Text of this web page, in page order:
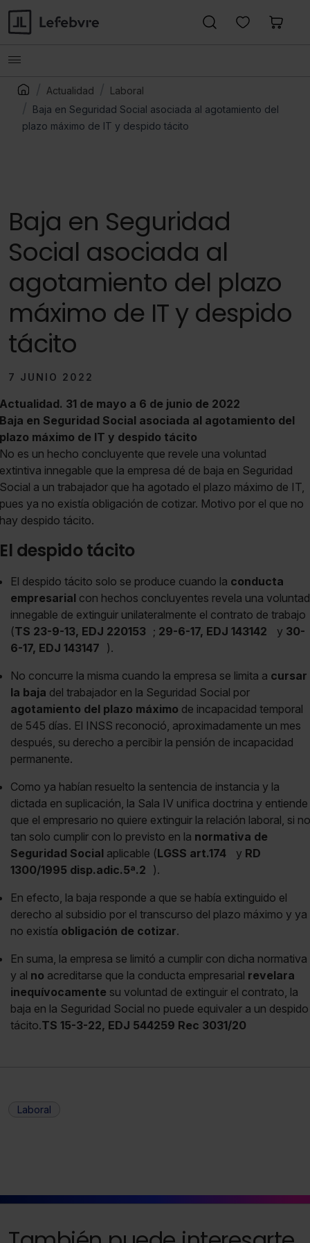
Actualidad
Laboral
Baja en Seguridad Social asociada al agotamiento del
plazo máximo de IT y despido tácito
Baja en Seguridad
Social asociada al
agotamiento del plazo
máximo de IT y despido
tácito
7 JUNIO 2022
Actualidad. 31 de mayo a 6 de junio de 2022
Baja en Seguridad Social asociada al agotamiento del
plazo máximo de IT y despido tácito
No es un hecho concluyente que revele una voluntad
extintiva innegable que la empresa dé de baja en Seguridad
Social a un trabajador que ha agotado el plazo máximo de IT,
pues ya no existía obligación de cotizar. Motivo por el que no
hay despido tácito.
El despido tácito
El despido tácito solo se produce cuando la conducta
empresarial con hechos concluyentes revela una voluntad
innegable de extinguir unilateralmente el contrato de trabajo
(TS 23-9-13, EDJ 220153 ; 29-6-17, EDJ 143142 y 30-
6-17, EDJ 143147 ).
No concurre la misma cuando la empresa se limita a cursar
la baja del trabajador en la Seguridad Social por
agotamiento del plazo máximo de incapacidad temporal
de 545 días. El INSS reconoció, aproximadamente un mes
después, su derecho a percibir la pensión de incapacidad
permanente.
Como ya habían resuelto la sentencia de instancia y la
dictada en suplicación, la Sala IV unifica doctrina y entiende
que el empresario no quiere extinguir la relación laboral, si no
tan solo cumplir con lo previsto en la normativa de
Seguridad Social aplicable (LGSS art.174 y RD
1300/1995 disp.adic.5ª.2 ).
En efecto, la baja responde a que se había extinguido el
derecho al subsidio por el transcurso del plazo máximo y ya
no existía obligación de cotizar.
En suma, la empresa se limitó a cumplir con dicha normativa
y al no acreditarse que la conducta empresarial revelara
inequívocamente su voluntad de extinguir el contrato, la
baja en la Seguridad Social no puede equivaler a un despido
tácito.TS 15-3-22, EDJ 544259 Rec 3031/20
Laboral